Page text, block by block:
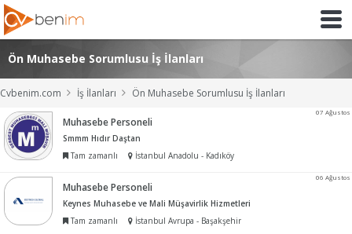
Ön Muhasebe Sorumlusu İş İlanları
Cvbenim.com İş İlanları Ön Muhasebe Sorumlusu İş İlanları
07 Ağustos
Muhasebe Personeli
Smmm Hıdır Daştan
Tam zamanlı
İstanbul Anadolu - Kadıköy
06 Ağustos
Muhasebe Personeli
Keynes Muhasebe ve Mali Müşavirlik Hizmetleri
Tam zamanlı
İstanbul Avrupa - Başakşehir